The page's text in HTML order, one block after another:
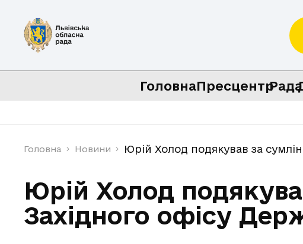
ГоловнаПресцентрРада
Головна Новини Юрій Холод подякував за
Юрій Холод
Західного офісу